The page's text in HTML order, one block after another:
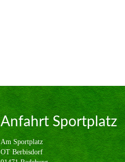
Anfahrt Sportplatz
Am Sportplatz
OT Berbisdorf